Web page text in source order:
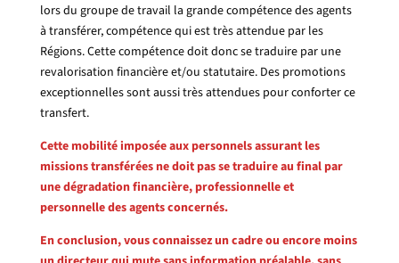
lors du groupe de travail la grande compétence des agents
à transférer, compétence qui est très attendue par les
Régions. Cette compétence doit donc se traduire par une
revalorisation financière et/ou statutaire. Des promotions
exceptionnelles sont aussi très attendues pour conforter ce
transfert.
Cette mobilité imposée aux personnels assurant les
missions transférées ne doit pas se traduire au final par
une dégradation financière, professionnelle et
personnelle des agents concernés.
En conclusion, vous connaissez un cadre ou encore moins